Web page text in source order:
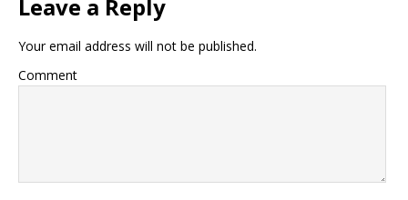
Leave a Reply
Your email address will not be published.
Comment